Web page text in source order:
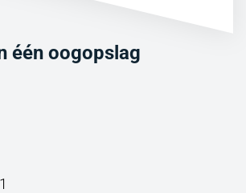
één oogopslag